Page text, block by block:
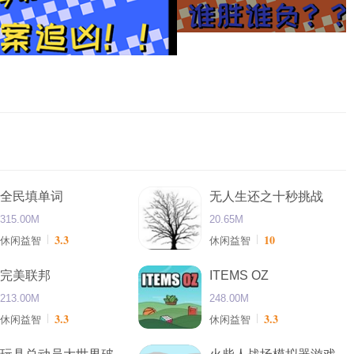
全民填单词
315.00M
休闲益智
3.3
无人生还之十秒挑战
20.65M
休闲益智
10
完美联邦
213.00M
休闲益智
3.3
ITEMS OZ
248.00M
休闲益智
3.3